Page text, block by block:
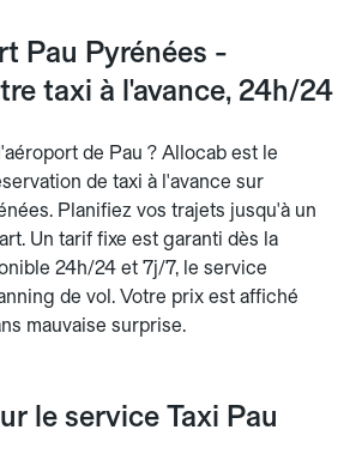
Pau Pyrénées -
taxi à l'avance, 24h/24
de Pau ? Allocab est le
de taxi à l'avance sur
Planifiez vos trajets jusqu'à un
Un tarif fixe est garanti dès la
24h/24 et 7j/7, le service
de vol. Votre prix est affiché
mauvaise surprise.
le service Taxi Pau